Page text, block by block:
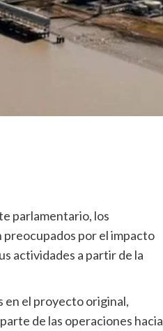
parlamentario, los
por el impacto
actividades a partir de la
en el proyecto original,
de las operaciones hacia